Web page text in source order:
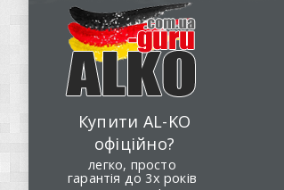
Купити AL-KO
офіційно?
легко, просто
гарантія до 3х років